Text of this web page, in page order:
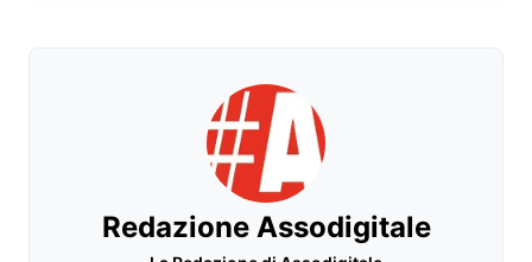
Redazione Assodigitale